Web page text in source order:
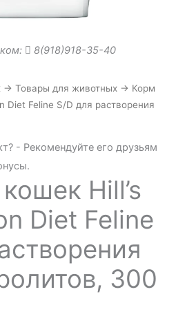
8(918)918-35-40
→ Товары для животных → Корм
Diet Feline S/D для растворения
- Рекомендуйте его друзьям
Hill’s
Diet Feline
300